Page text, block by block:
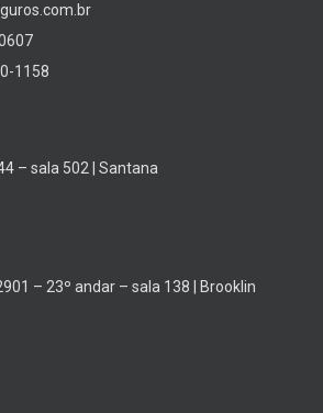
1158
– sala 502 | Santana
– 23º andar – sala 138 | Brooklin